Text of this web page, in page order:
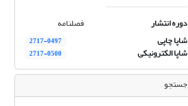
دوره انتشار
فصلنامه
شاپا چاپی
2717-0497
شاپا الکترونیکی 2717-0500
جستجو